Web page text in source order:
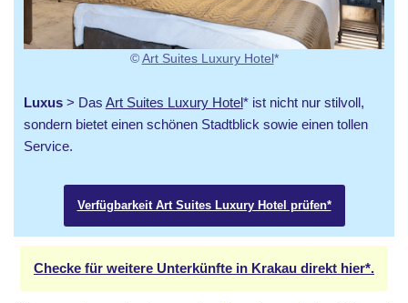
© Art Suites Luxury Hotel *
Luxus> Das Art Suites Luxury Hotel* ist nicht nur stilvoll,
sondern bietet einen schönen Stadtblick sowie einen tollen
Service.
Verfügbarkeit Art Suites Luxury Hotel prüfen*
Checke für weitere Unterkünfte in Krakau direkt hier*.